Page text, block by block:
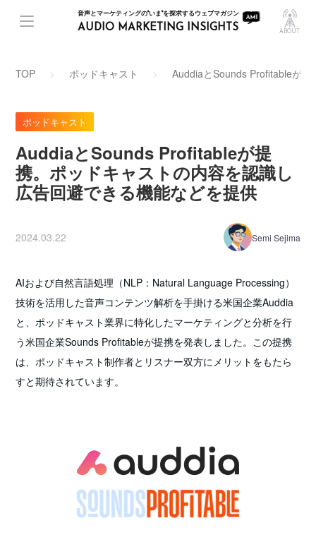
音声とマーケティングの"いま"を探求するウェブマガジン
AUDIO MARKETING INSIGHTS ABOUT
TOP ポッドキャスト AuddiaとSounds Profitableが
ポッドキャスト
AuddiaとSounds Profitableが提
携。ポッドキャストの内容を認識し
広告回避できる機能などを提供
2024.03.22 Semi Sejima
AIおよび自然言語処理（NLP：Natural Language Processing）
技術を活用した音声コンテンツ解析を手掛ける米国企業Auddia
と、ポッドキャスト業界に特化したマーケティングと分析を行
う米国企業Sounds Profitableが提携を発表しました。この提携
は、ポッドキャスト制作者とリスナー双方にメリットをもたら
すと期待されています。